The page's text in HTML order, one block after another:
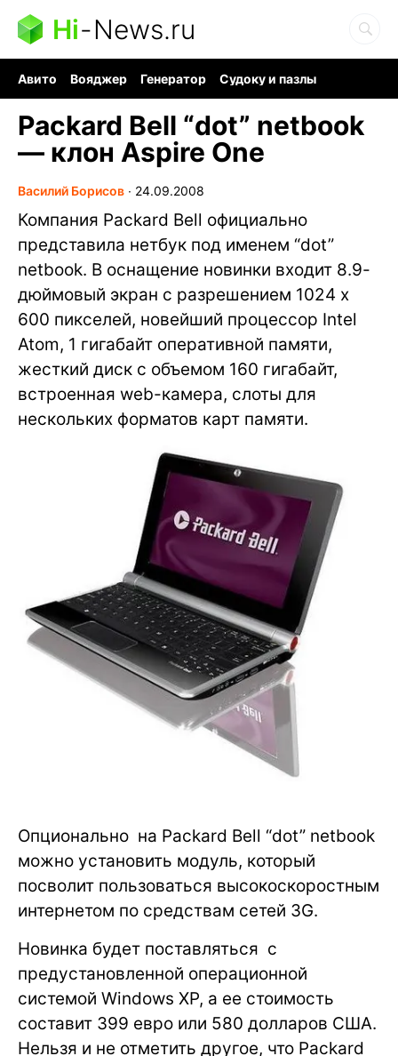
Hi-News.ru
Авито Вояджер Генератор
Судоку и пазлы
Packard Bell “dot” netbook
— клон Aspire One
Василий Борисов ∙ 24.09.2008
Компания Packard Bell официально
представила нетбук под именем “dot”
netbook. В оснащение новинки входит 8.9-
дюймовый экран с разрешением 1024 х
600 пикселей, новейший процессор Intel
Atom, 1 гигабайт оперативной памяти,
жесткий диск с объемом 160 гигабайт,
встроенная web-камера, слоты для
нескольких форматов карт памяти.
Опционально на Packard Bell “dot” netbook
можно установить модуль, который
посволит пользоваться высокоскоростным
интернетом по средствам сетей 3G.
Новинка будет поставляться с
предустановленной операционной
системой Windows XP, а ее стоимость
составит 399 евро или 580 долларов США.
Нельзя и не отметить другое, что Packard